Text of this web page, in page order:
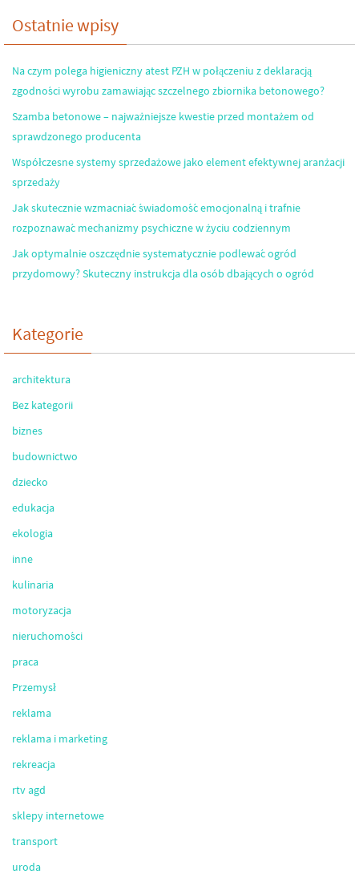
Ostatnie wpisy
Na czym polega higieniczny atest PZH w połączeniu z deklaracją
zgodności wyrobu zamawiając szczelnego zbiornika betonowego?
Szamba betonowe – najważniejsze kwestie przed montażem od
sprawdzonego producenta
Współczesne systemy sprzedażowe jako element efektywnej aranżacji
sprzedaży
Jak skutecznie wzmacniać świadomość emocjonalną i trafnie
rozpoznawać mechanizmy psychiczne w życiu codziennym
Jak optymalnie oszczędnie systematycznie podlewać ogród
przydomowy? Skuteczny instrukcja dla osób dbających o ogród
Kategorie
architektura
Bez kategorii
biznes
budownictwo
dziecko
edukacja
ekologia
inne
kulinaria
motoryzacja
nieruchomości
praca
Przemysł
reklama
reklama i marketing
rekreacja
rtv agd
sklepy internetowe
transport
uroda